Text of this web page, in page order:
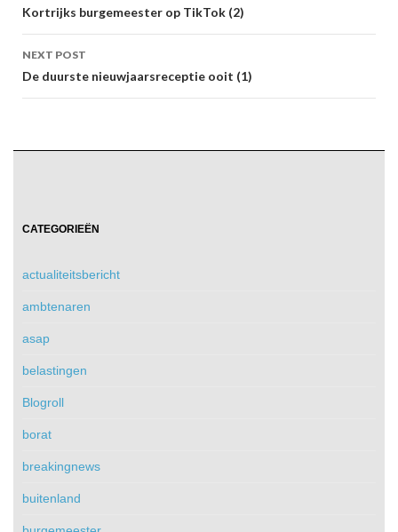
navigation
Kortrijks burgemeester op TikTok (2)
NEXT POST
De duurste nieuwjaarsreceptie ooit (1)
CATEGORIEËN
actualiteitsbericht
ambtenaren
asap
belastingen
Blogroll
borat
breakingnews
buitenland